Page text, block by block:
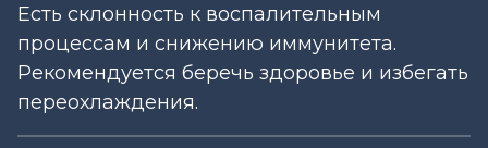
Есть склонность к воспалительным
процессам и снижению иммунитета.
Рекомендуется беречь здоровье и избегать
переохлаждения.